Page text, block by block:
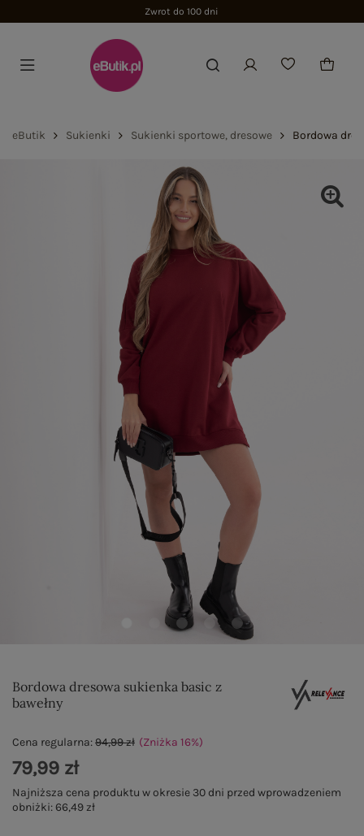
Zwrot do 100 dni
eButik Sukienki Sukienki sportowe, dresowe Bordowa
Bordowa dresowa sukienka basic z
bawełny
Cena regularna:94,99 zł (Zniżka 16%)
79,99 zł
Najniższa cena produktu w okresie 30 dni przed wprowadzeniem
obniżki:66,49 zł